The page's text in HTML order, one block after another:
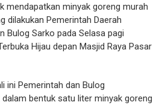
mendapatkan minyak goreng murah
dilakukan Pemerintah Daerah
Bulog Sarko pada Selasa pagi
Hijau depan Masjid Raya Pasar
ini Pemerintah dan Bulog
bentuk satu liter minyak goreng